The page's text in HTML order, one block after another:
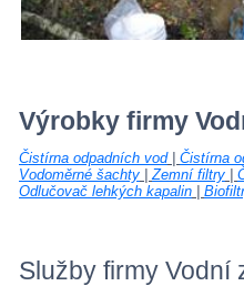
Výrobky firmy
Čistírna odpadních vod| Čistírna
Vodoměrné šachty | Zemní filtry |
Odlučovač lehkých kapalin |
Služby firmy Vodní